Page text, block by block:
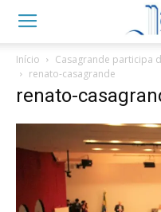
Início
Casagrande participa
renato-casagrande
renato-